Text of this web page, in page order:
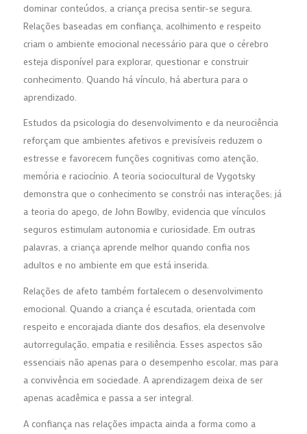
dominar conteúdos, a criança precisa sentir-se segura.
Relações baseadas em confiança, acolhimento e respeito
criam o ambiente emocional necessário para que o cérebro
esteja disponível para explorar, questionar e construir
conhecimento. Quando há vínculo, há abertura para o
aprendizado.
Estudos da psicologia do desenvolvimento e da neurociência
reforçam que ambientes afetivos e previsíveis reduzem o
estresse e favorecem funções cognitivas como atenção,
memória e raciocínio. A teoria sociocultural de Vygotsky
demonstra que o conhecimento se constrói nas interações; já
a teoria do apego, de John Bowlby, evidencia que vínculos
seguros estimulam autonomia e curiosidade. Em outras
palavras, a criança aprende melhor quando confia nos
adultos e no ambiente em que está inserida.
Relações de afeto também fortalecem o desenvolvimento
emocional. Quando a criança é escutada, orientada com
respeito e encorajada diante dos desafios, ela desenvolve
autorregulação, empatia e resiliência. Esses aspectos são
essenciais não apenas para o desempenho escolar, mas para
a convivência em sociedade. A aprendizagem deixa de ser
apenas acadêmica e passa a ser integral.
A confiança nas relações impacta ainda a forma como a